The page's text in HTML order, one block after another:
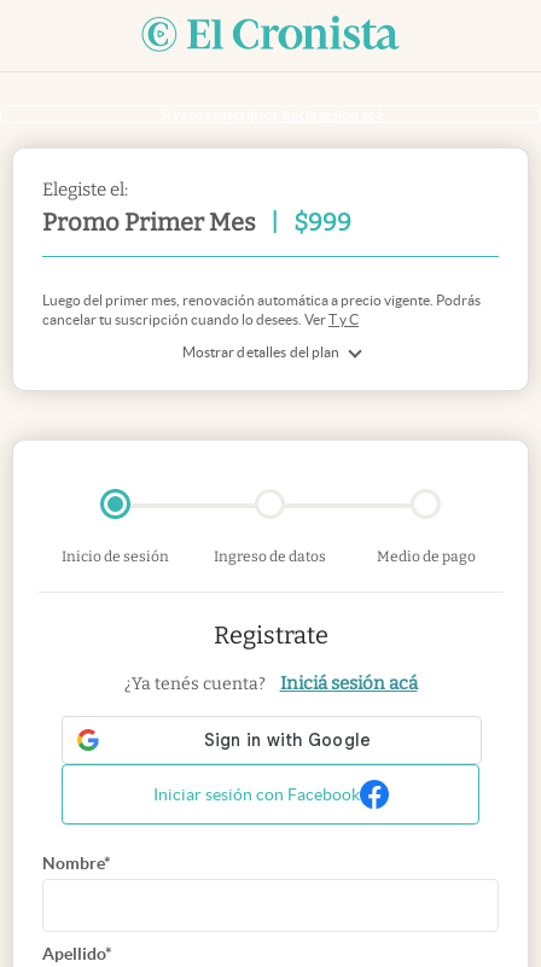
Elegiste el:
Promo Primer Mes $999
Mostrar detalles del plan
Luego del primer mes, renovación automática a precio vigente. Podrás
cancelar tu suscripción cuando lo desees. VerT y C
Inicio de sesión Ingreso de datos Medio de pago
Registrate
¿Ya tenés cuenta? Iniciá sesión acá
Iniciar sesión con Facebook
Nombre*
Apellido*